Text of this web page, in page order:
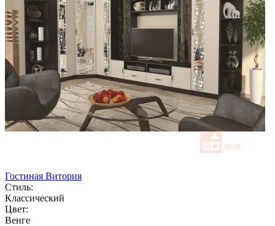
Гостиная Витория
Стиль:
Классический
Цвет:
Венге